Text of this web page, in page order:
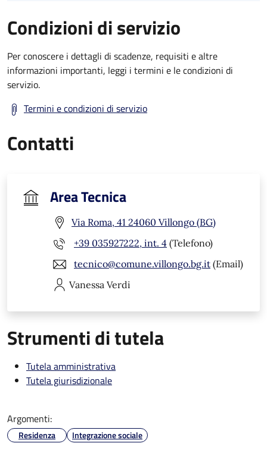
Condizioni di servizio
Per conoscere i dettagli di scadenze, requisiti e altre
informazioni importanti, leggi i termini e le condizioni di
servizio.
Termini e condizioni di servizio
Contatti
Area Tecnica
Via Roma, 41 24060 Villongo (BG)
+39 035927222, int. 4 (Telefono)
tecnico@comune.villongo.bg.it (Email)
Vanessa Verdi
Strumenti di tutela
Tutela amministrativa
Tutela giurisdizionale
Argomenti:
Residenza Integrazione sociale